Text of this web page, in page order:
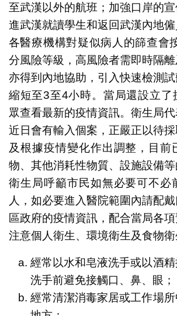
至武漢以外的航班；加強口岸的
進武漢就讀學生和返回武漢內地僱
各醫療機構對疑似病人的篩查會
分風險等級，高風險者需即時隔
亦得到內地協助，引入快速檢測
縮短至3至4小時。當局還設立了
眾查看最新的疫情資訊。衛生局
近日會有輸入個案，正嚴正以待
及根據疫情變化作出調整，目前
物、其他消耗性物質、設施設備等
衛生局呼籲市民如無必要可不必
人，如必要進入醫院範圍內請配
區政府的疫情資訊，配合當局各
注意個人衛生、環境衛生及食物衛
經常以水和皂液洗手或以酒
洗手前避免接觸口、鼻、眼；
經常清潔消毒家居或工作場